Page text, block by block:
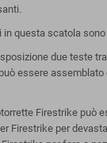
in questa scatola
due teste
essere
Firestrike può
Firestrike per